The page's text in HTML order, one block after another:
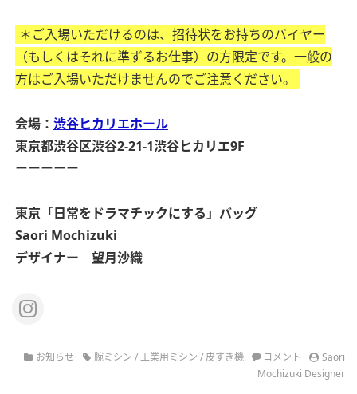
＊ご入場いただけるのは、招待状をお持ちのバイヤー
（もしくはそれに準ずるお仕事）の方限定です。一般の
方はご入場いただけませんのでご注意ください。
会場： 渋谷ヒカリエホール
東京都渋谷区渋谷2-21-1渋谷ヒカリエ9F
ーーーーー
東京 「日常をドラマチックにする」バッグ
Saori Mochizuki
デザイナー 望月沙織
お知らせ 腕ミシン /工業用ミシン /皮すき機 コメント
Saori
Mochizuki Designer